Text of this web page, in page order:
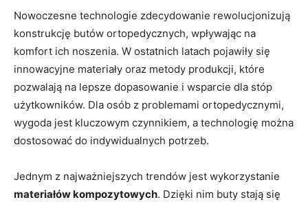
Nowoczesne technologie zdecydowanie rewolucjonizują
konstrukcję butów ortopedycznych, wpływając na
komfort ich noszenia. W ostatnich latach pojawiły się
innowacyjne materiały oraz metody produkcji, które
pozwalają na lepsze dopasowanie i wsparcie dla stóp
użytkowników. Dla osób z problemami ortopedycznymi,
wygoda jest kluczowym czynnikiem, a technologię można
dostosować do indywidualnych potrzeb.
Jednym z najważniejszych trendów jest wykorzystanie
materiałów kompozytowych. Dzięki nim buty stają się